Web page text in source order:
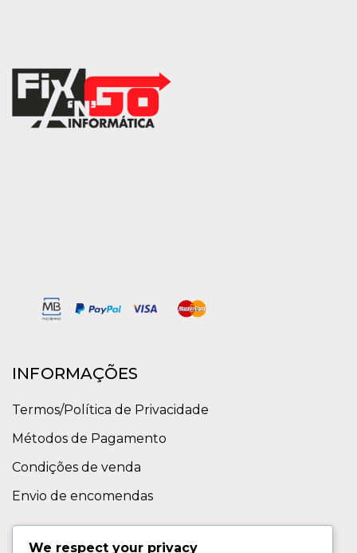
INFORMAÇÕES
Termos/Política de Privacidade
Métodos de Pagamento
Condições de venda
Envio de encomendas
We respect your privacy